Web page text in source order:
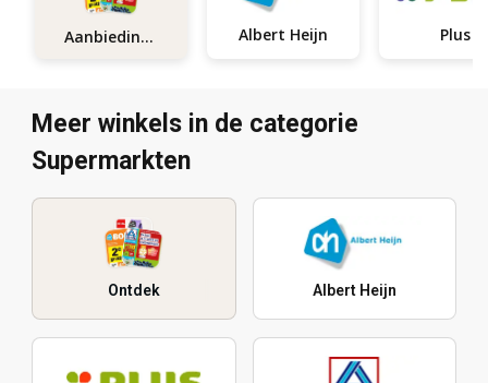
Aanbiedingen Albert Heijn Plus
Meer winkels in de categorie
Supermarkten
Ontdek Albert Heijn